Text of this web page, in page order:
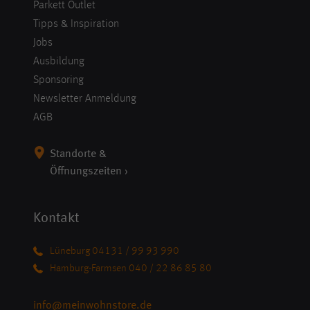
Parkett Outlet
Tipps & Inspiration
Jobs
Ausbildung
Sponsoring
Newsletter Anmeldung
AGB
Standorte &
Öffnungszeiten ›
Kontakt
Lüneburg 04131 / 99 93 990
Hamburg-Farmsen 040 / 22 86 85 80
info@meinwohnstore.de